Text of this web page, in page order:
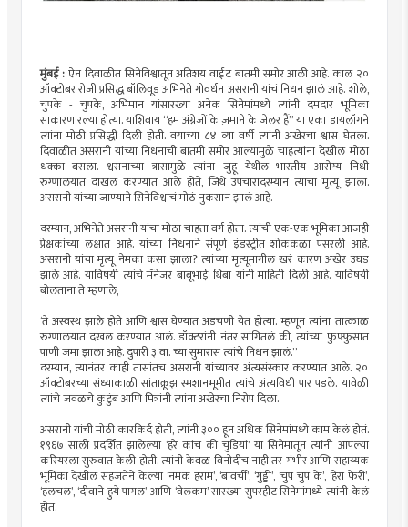
मुंबई :ऐन दिवाळीत सिनेविश्वातून अतिशय वाईट बातमी समोर आली आहे. काल २०
ऑक्टोबर रोजी प्रसिद्ध बॉलिवूड अभिनेते गोवर्धन असरानी यांचं निधन झालं आहे. शोले,
चुपके - चुपके, अभिमान यांसारख्या अनेक सिनेमांमध्ये त्यांनी दमदार भूमिका
साकारणारल्या होत्या. याशिवाय “हम अंग्रेजों के ज़माने के जेलर हैं” या एका डायलॉगने
त्यांना मोठी प्रसिद्धी दिली होती. वयाच्या ८४ व्या वर्षी त्यांनी अखेरचा श्वास घेतला.
दिवाळीत असरानी यांच्या निधनाची बातमी समोर आल्यामुळे चाहत्यांना देखील मोठा
धक्का बसला. श्वसनाच्या त्रासामुळे त्यांना जुहू येथील भारतीय आरोग्य निधी
रुग्णालयात दाखल करण्यात आले होते, जिथे उपचारांदरम्यान त्यांचा मृत्यू झाला.
असरानी यांच्या जाण्याने सिनेविश्वाचं मोठं नुकसान झालं आहे.
दरम्यान, अभिनेते असरानी यांचा मोठा चाहता वर्ग होता. त्यांची एक-एक भूमिका आजही
प्रेक्षकांच्या लक्षात आहे. यांच्या निधनाने संपूर्ण इंडस्ट्रीत शोककळा पसरली आहे.
असरानी यांचा मृत्यू नेमका कसा झाला? त्यांच्या मृत्यूमागील खरं कारण अखेर उघड
झाले आहे. याविषयी त्यांचे मॅनेजर बाबूभाई थिबा यांनी माहिती दिली आहे. याविषयी
बोलताना ते म्हणाले,
‘ते अस्वस्थ झाले होते आणि श्वास घेण्यात अडचणी येत होत्या. म्हणून त्यांना तात्काळ
रुग्णालयात दखल करण्यात आलं. डॉक्टरांनी नंतर सांगितलं की, त्यांच्या फुफ्फुसात
पाणी जमा झाला आहे. दुपारी ३ वा. च्या सुमारास त्यांचे निधन झालं.”
दरम्यान, त्यानंतर काही तासांतच असरानी यांच्यावर अंत्यसंस्कार करण्यात आले. २०
ऑक्टोबरच्या संध्याकाळी सांताक्रूझ स्मशानभूमीत त्यांचे अंत्यविधी पार पडले. यावेळी
त्यांचे जवळचे कुटुंब आणि मित्रांनी त्यांना अखेरचा निरोप दिला.
असरानी यांची मोठी कारकिर्द होती, त्यांनी ३०० हून अधिक सिनेमांमध्ये काम केलं होतं.
१९६७ साली प्रदर्शित झालेल्या ‘हरे कांच की चुडियां’ या सिनेमातून त्यांनी आपल्या
करियरला सुरुवात केली होती. त्यांनी केवळ विनोदीच नाही तर गंभीर आणि सहाय्यक
भूमिका देखील सहजतेने केल्या ‘नमक हराम’, ‘बावर्ची’, ‘गुड्डी’, ‘चुप चुप के’, ‘हेरा फेरी’,
‘हलचल’, ‘दीवाने हुये पागल’ आणि ‘वेलकम’ सारख्या सुपरहीट सिनेमांमध्ये त्यांनी केलं
होतं.